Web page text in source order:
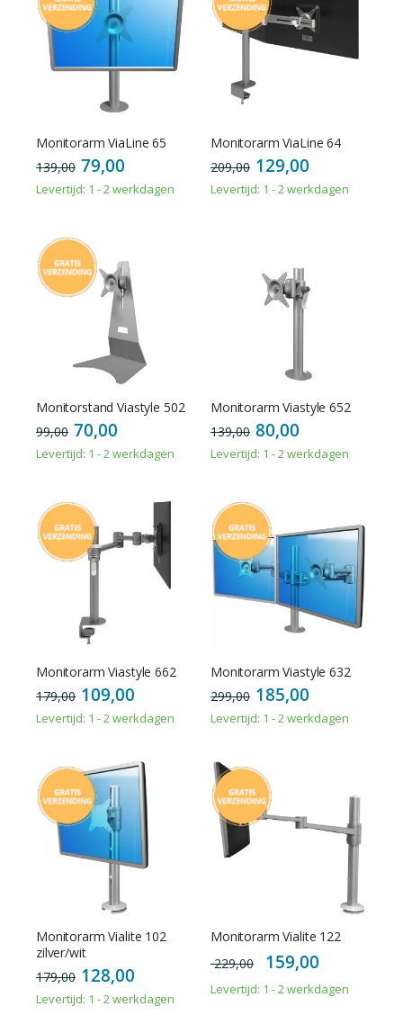
Monitorarm ViaLine 65
139,00 79,00
Levertijd: 1 - 2 werkdagen
Monitorarm ViaLine 64
209,00 129,00
Levertijd: 1 - 2 werkdagen
Monitorstand Viastyle 502
99,00 70,00
Levertijd: 1 - 2 werkdagen
Monitorarm Viastyle 652
139,00 80,00
Levertijd: 1 - 2 werkdagen
Monitorarm Viastyle 662
179,00 109,00
Levertijd: 1 - 2 werkdagen
Monitorarm Viastyle 632
299,00 185,00
Levertijd: 1 - 2 werkdagen
Monitorarm Vialite 102
zilver/wit
179,00 128,00
Levertijd: 1 - 2 werkdagen
Monitorarm Vialite 122
229,00
Special
Price
159,00
Levertijd: 1 - 2 werkdagen